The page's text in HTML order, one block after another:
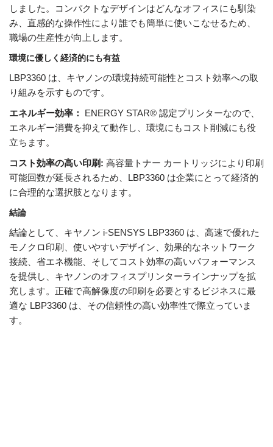
しました。コンパクトなデザインはどんなオフィスにも馴染
み、直感的な操作性により誰でも簡単に使いこなせるため、
職場の生産性が向上します。
環境に優しく経済的にも有益
LBP3360 は、キヤノンの環境持続可能性とコスト効率への取
り組みを示すものです。
エネルギー効率：
ENERGY STAR® 認定プリンターなので、
エネルギー消費を抑えて動作し、環境にもコスト削減にも役
立ちます。
コスト効率の高い印刷: 高容量トナー カートリッジにより印刷
可能回数が延長されるため、LBP3360 は企業にとって経済的
に合理的な選択肢となります。
結論
結論として、キヤノン i-SENSYS LBP3360 は、高速で優れた
モノクロ印刷、使いやすいデザイン、効果的なネットワーク
接続、省エネ機能、そしてコスト効率の高いパフォーマンス
を提供し、キヤノンのオフィスプリンターラインナップを拡
充します。正確で高解像度の印刷を必要とするビジネスに最
適な LBP3360 は、その信頼性の高い効率性で際立っていま
す。